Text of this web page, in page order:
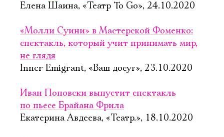
Елена Шаина, «Театр To Go», 24.10.2020
«Молли Суини» в Мастерской Фоменко:
спектакль, который учит принимать мир,
не глядя
Inner Emigrant, «Ваш досуг», 23.10.2020
Иван Поповски выпустит спектакль
по пьесе Брайана Фрила
Екатерина Авдеева, «Театр.», 18.10.2020